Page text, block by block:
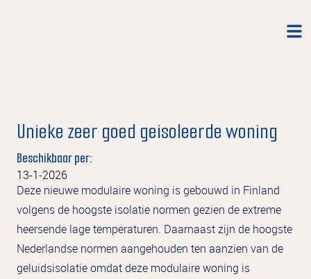
Unieke zeer goed geisoleerde woning
Beschikbaar per:
13-1-2026
Deze nieuwe modulaire woning is gebouwd in Finland
volgens de hoogste isolatie normen gezien de extreme
heersende lage temperaturen. Daarnaast zijn de hoogste
Nederlandse normen aangehouden ten aanzien van de
geluidsisolatie omdat deze modulaire woning is